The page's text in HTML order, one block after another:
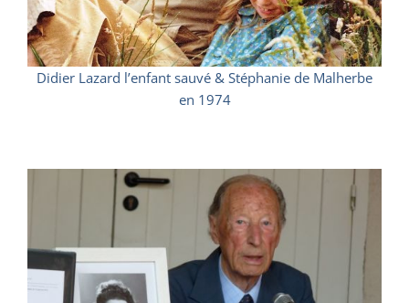
Didier Lazard l’enfant sauvé & Stéphanie de Malherbe
en 1974